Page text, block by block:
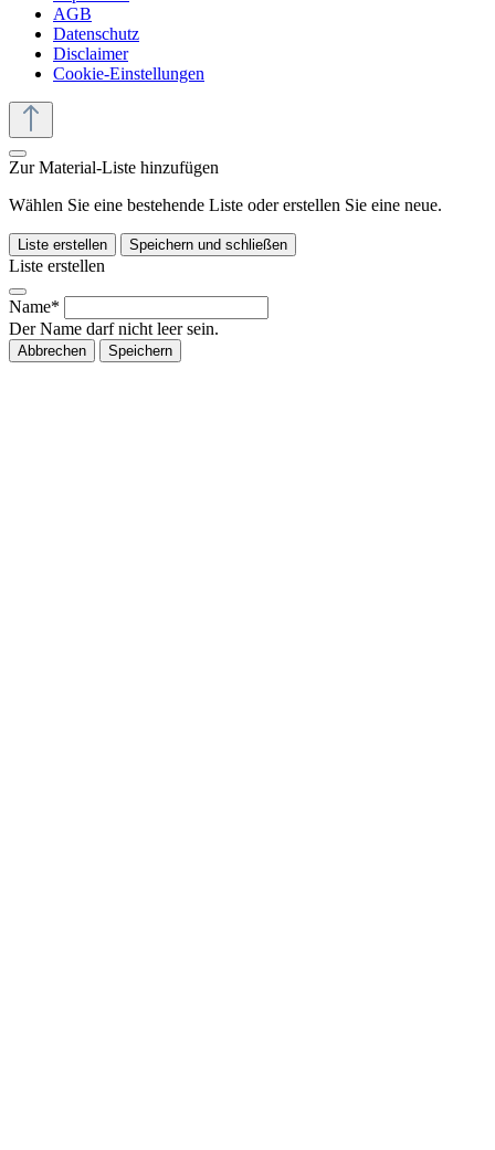
AGB
Datenschutz
Disclaimer
Cookie-Einstellungen
Zur Material-Liste hinzufügen
Wählen Sie eine bestehende Liste oder erstellen Sie eine neue.
Liste erstellen Speichern und schließen
Liste erstellen
Name*
Der Name darf nicht leer sein.
Abbrechen Speichern